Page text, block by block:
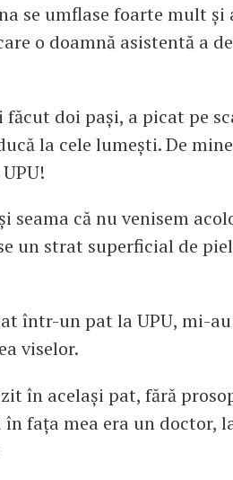
se umflase foarte mult și
o doamnă asistentă a
făcut doi pași, a picat pe
la cele lumești. De
seama că nu venisem
un strat superficial de
într-un pat la UPU, mi-
viselor.
în același pat, fără
fața mea era un doctor,